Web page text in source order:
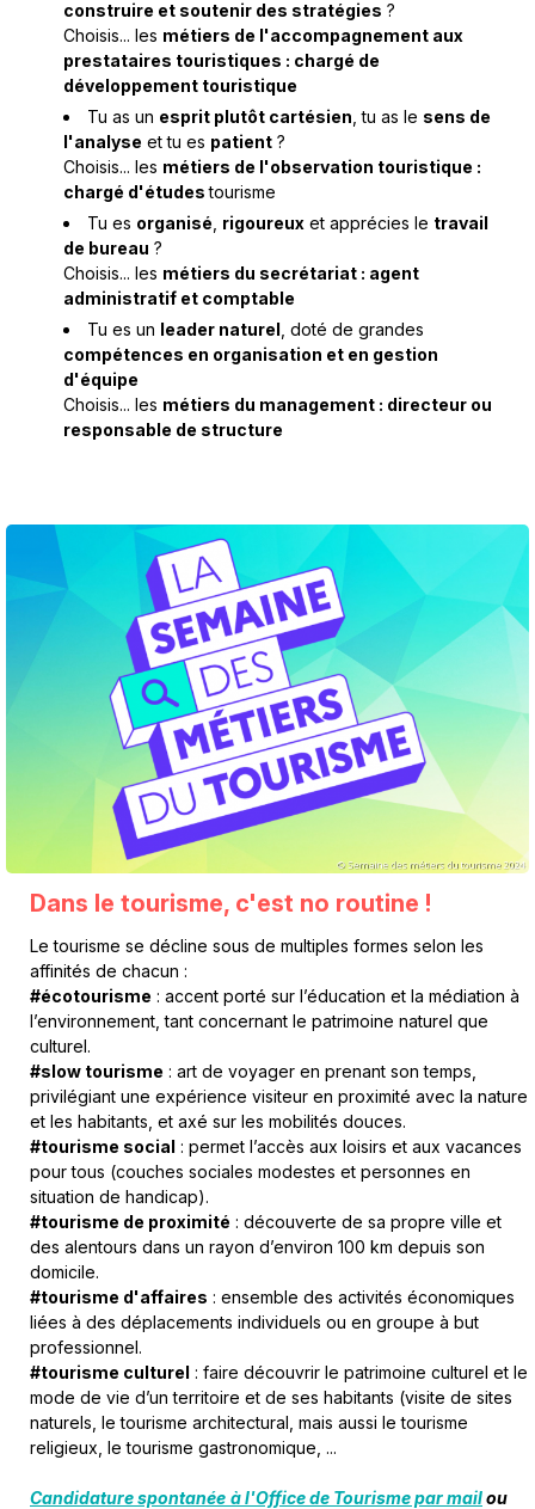
construire et soutenir des stratégies ?
Choisis... les métiers de l'accompagnement aux
prestataires touristiques : chargé de
développement touristique
Tu as un esprit plutôt cartésien , tu as le sens de
l'analyse et tu es patient ?
Choisis... les métiers de l'observation touristique :
chargé d'étudestourisme
Tu es organisé rigoureux et apprécies le travail
de bureau ?
Choisis... les métiers du secrétariat : agent
administratif et comptable
Tu es un leader naturel , doté de grandes
compétences en organisation et en gestion
d'équipe
Choisis... les métiers du management : directeur ou
responsable de structure
Dans le tourisme, c'est no routine !
Le tourisme se décline sous de multiples formes selon les
affinités de chacun :
#écotourisme : accent porté sur l’éducation et la médiation à
l’environnement, tant concernant le patrimoine naturel que
culturel.
#slow tourisme : art de voyager en prenant son temps,
privilégiant une expérience visiteur en proximité avec la nature
et les habitants, et axé sur les mobilités douces.
#tourisme social : permet l’accès aux loisirs et aux vacances
pour tous (couches sociales modestes et personnes en
situation de handicap).
#tourisme de proximité : découverte de sa propre ville et
des alentours dans un rayon d’environ 100 km depuis son
domicile.
#tourisme d'affaires : ensemble des activités économiques
liées à des déplacements individuels ou en groupe à but
professionnel.
#tourisme culturel : faire découvrir le patrimoine culturel et le
mode de vie d’un territoire et de ses habitants (visite de sites
naturels, le tourisme architectural, mais aussi le tourisme
religieux, le tourisme gastronomique, ...
Candidature spontanée à l'Office de Tourisme par mailou